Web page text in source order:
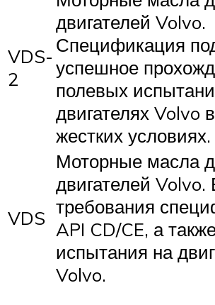
VDS-
2
двигателей Volvo.
Спецификация
успешное
полевых
двигателях Volvo
жестких условиях.
VDS
Моторные масла
двигателей Volvo.
требования
API CD/CE, а
испытания на
Volvo.